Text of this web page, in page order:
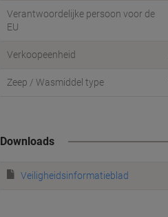
Verantwoordelijke persoon voor de
EU
Verkoopeenheid
Zeep / Wasmiddel type
Downloads
Veiligheidsinformatieblad